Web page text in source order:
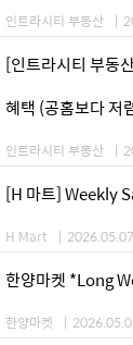
인트라시티 부동산 |
[인트라시티 부동
혜택 (공홈보다 저
인트라시티 부동산 |
[H 마트] Weekly
H Mart | 2026.05.07
한양마켓 *Long
한양마켓 |